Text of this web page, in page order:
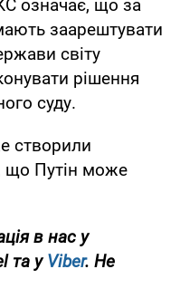
означає, що за
заарештувати
світу
рішення
суду.
створили
що Путін може
в нас у
та уViber. Не